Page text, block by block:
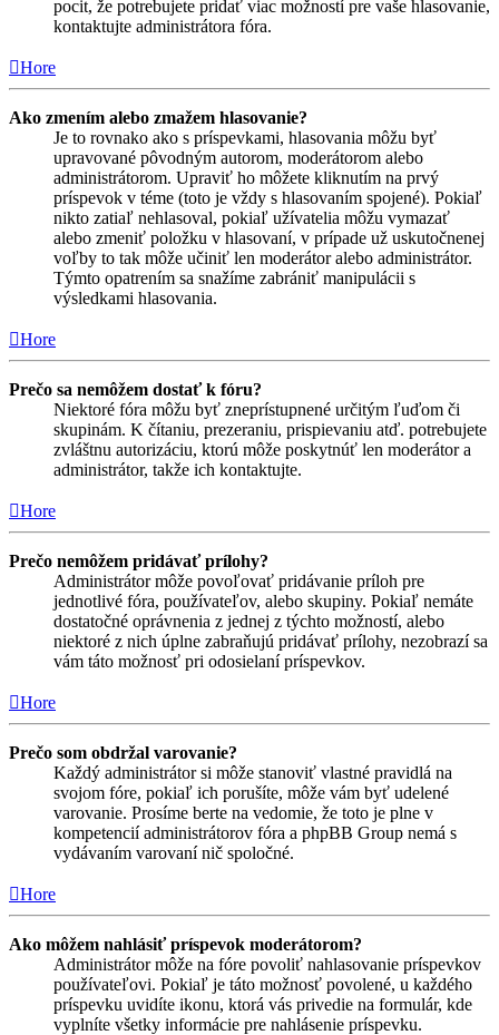
pocit, že potrebujete pridať viac možností pre vaše hlasovanie,
kontaktujte administrátora fóra.
Hore
Ako zmením alebo zmažem hlasovanie?
Je to rovnako ako s príspevkami, hlasovania môžu byť
upravované pôvodným autorom, moderátorom alebo
administrátorom. Upraviť ho môžete kliknutím na prvý
príspevok v téme (toto je vždy s hlasovaním spojené). Pokiaľ
nikto zatiaľ nehlasoval, pokiaľ užívatelia môžu vymazať
alebo zmeniť položku v hlasovaní, v prípade už uskutočnenej
voľby to tak môže učiniť len moderátor alebo administrátor.
Týmto opatrením sa snažíme zabrániť manipulácii s
výsledkami hlasovania.
Hore
Prečo sa nemôžem dostať k fóru?
Niektoré fóra môžu byť zneprístupnené určitým ľuďom či
skupinám. K čítaniu, prezeraniu, prispievaniu atď. potrebujete
zvláštnu autorizáciu, ktorú môže poskytnúť len moderátor a
administrátor, takže ich kontaktujte.
Hore
Prečo nemôžem pridávať prílohy?
Administrátor môže povoľovať pridávanie príloh pre
jednotlivé fóra, používateľov, alebo skupiny. Pokiaľ nemáte
dostatočné oprávnenia z jednej z týchto možností, alebo
niektoré z nich úplne zabraňujú pridávať prílohy, nezobrazí sa
vám táto možnosť pri odosielaní príspevkov.
Hore
Prečo som obdržal varovanie?
Každý administrátor si môže stanoviť vlastné pravidlá na
svojom fóre, pokiaľ ich porušíte, môže vám byť udelené
varovanie. Prosíme berte na vedomie, že toto je plne v
kompetencií administrátorov fóra a phpBB Group nemá s
vydávaním varovaní nič spoločné.
Hore
Ako môžem nahlásiť príspevok moderátorom?
Administrátor môže na fóre povoliť nahlasovanie príspevkov
používateľovi. Pokiaľ je táto možnosť povolené, u každého
príspevku uvidíte ikonu, ktorá vás privedie na formulár, kde
vyplníte všetky informácie pre nahlásenie príspevku.